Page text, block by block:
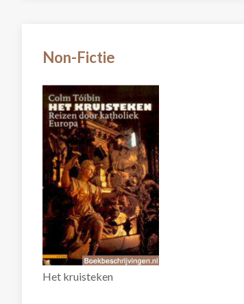
Non-Fictie
Het kruisteken